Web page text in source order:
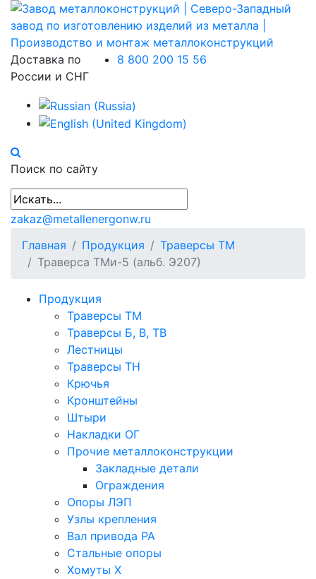
Доставка по
России и СНГ
8 800 200 15 56
Поиск по сайту
zakaz@metallenergonw.ru
Главная
Продукция
Траверсы ТМ
Траверса ТМи-5 (альб. Э207)
Продукция
Траверсы ТМ
Траверсы Б, В, ТВ
Лестницы
Траверсы ТН
Крючья
Кронштейны
Штыри
Накладки ОГ
Прочие металлоконструкции
Закладные детали
Ограждения
Опоры ЛЭП
Узлы крепления
Вал привода РА
Стальные опоры
Хомуты Х